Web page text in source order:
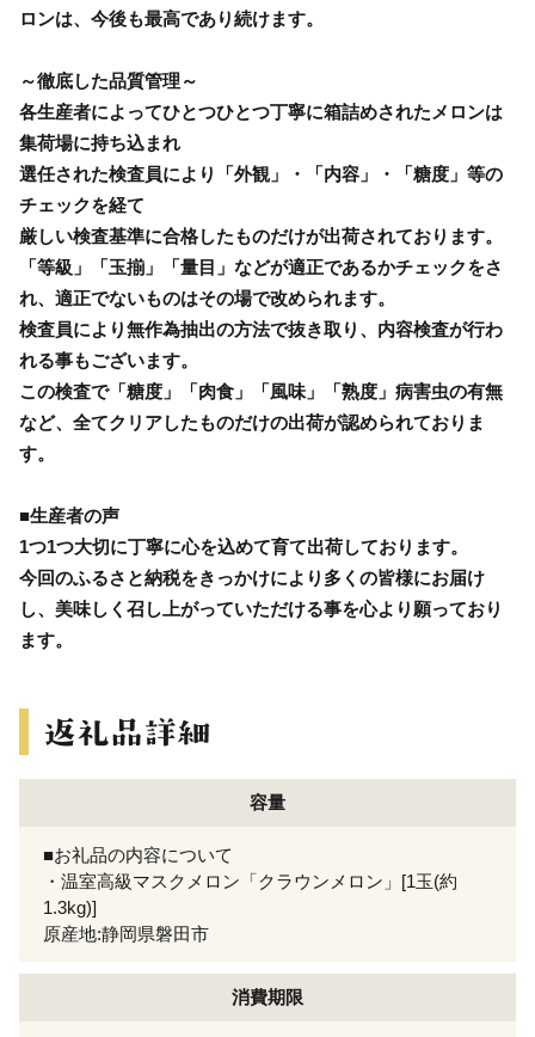
ロンは、今後も最高であり続けます。
～徹底した品質管理～
各生産者によってひとつひとつ丁寧に箱詰めされたメロンは
集荷場に持ち込まれ
選任された検査員により「外観」・「内容」・「糖度」等の
チェックを経て
厳しい検査基準に合格したものだけが出荷されております。
「等級」「玉揃」「量目」などが適正であるかチェックをさ
れ、適正でないものはその場で改められます。
検査員により無作為抽出の方法で抜き取り、内容検査が行わ
れる事もございます。
この検査で「糖度」「肉食」「風味」「熟度」病害虫の有無
など、全てクリアしたものだけの出荷が認められておりま
す。
■生産者の声
1つ1つ大切に丁寧に心を込めて育て出荷しております。
今回のふるさと納税をきっかけにより多くの皆様にお届け
し、美味しく召し上がっていただける事を心より願っており
ます。
容量
■お礼品の内容について
・温室高級マスクメロン「クラウンメロン」[1玉(約
1.3kg)]
原産地:静岡県磐田市
消費期限